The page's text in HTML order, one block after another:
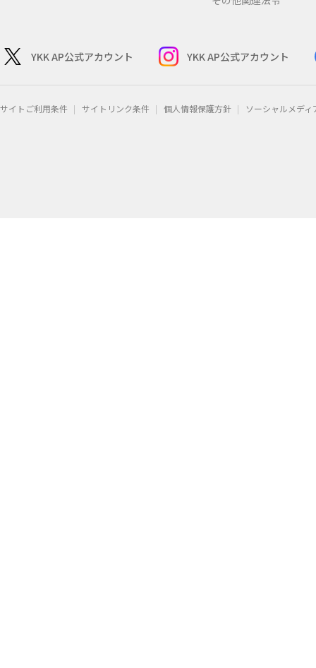
YKK AP公式アカウント YKK AP公式アカウント
サイトご利用条件 サイトリンク条件 個人情報保護方針 ソーシャルメデ